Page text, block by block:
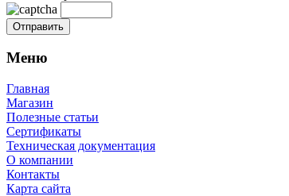
Меню
Главная
Магазин
Полезные статьи
Сертификаты
Техническая документация
О компании
Контакты
Карта сайта